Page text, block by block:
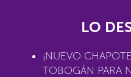
LO
¡NUEVO
TOBOGÁN PARA